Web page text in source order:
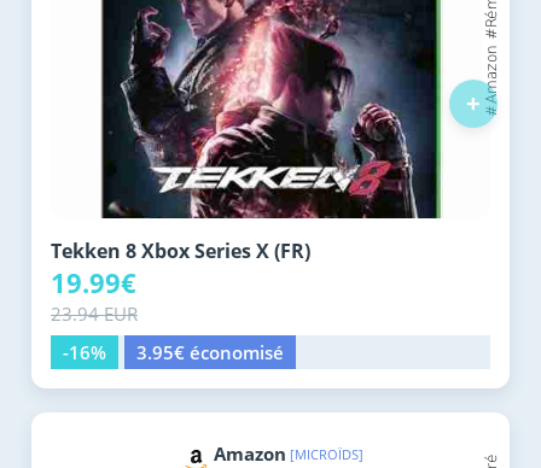
Tekken 8 Xbox Series X (FR)
19.99€
23.94 EUR
-16%
3.95€ économisé
+
Amazon [MICROÏDS]